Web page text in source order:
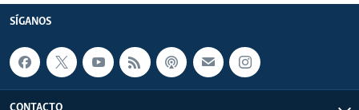
SÍGANOS